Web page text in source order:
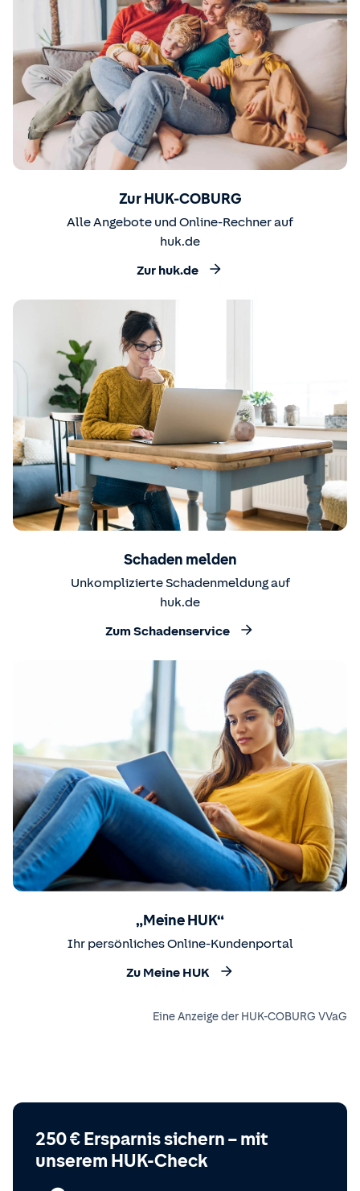
Zur HUK-COBURG
Alle Angebote und Online-Rechner auf
huk.de
Zur huk.de
Schaden melden
Unkomplizierte Schadenmeldung auf
huk.de
Zum Schadenservice
„Meine HUK“
Ihr persönliches Online-Kundenportal
Zu Meine HUK
Eine Anzeige der HUK-COBURG VVaG
250 € Ersparnis sichern – mit
unserem HUK-Check